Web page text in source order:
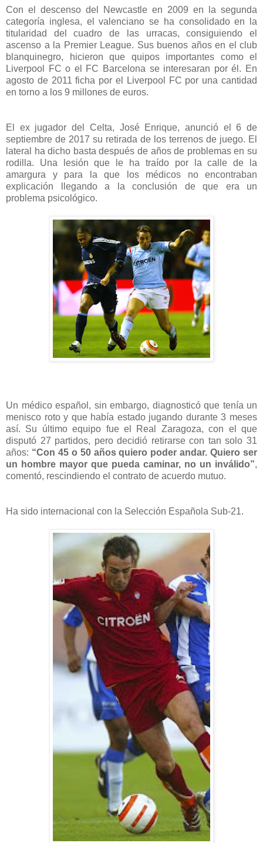
Con el descenso del Newcastle en 2009 en la segunda
categoría inglesa, el valenciano se ha consolidado en la
titularidad del cuadro de las urracas, consiguiendo el
ascenso a la Premier League. Sus buenos años en el club
blanquinegro, hicieron que quipos importantes como el
Liverpool FC o el FC Barcelona se interesaran por él. En
agosto de 2011 ficha por el Liverpool FC por una cantidad
en torno a los 9 millones de euros.
El ex jugador del Celta, José Enrique, anunció el 6 de
septiembre de 2017 su retirada de los terrenos de juego. El
lateral ha dicho basta después de años de problemas en su
rodilla. Una lesión que le ha traído por la calle de la
amargura y para la que los médicos no encontraban
explicación llegando a la conclusión de que era un
problema psicológico.
Un médico español, sin embargo, diagnosticó que tenía un
menisco roto y que había estado jugando durante 3 meses
así. Su último equipo fue el Real Zaragoza, con el que
disputó 27 partidos, pero decidió retirarse con tan solo 31
años: “Con 45 o 50 años quiero poder andar. Quiero ser
un hombre mayor que pueda caminar, no un inválido”,
comentó, rescindiendo el contrato de acuerdo mutuo.
Ha sido internacional con la Selección Española Sub-21.